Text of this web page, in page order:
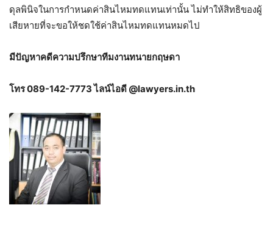
ดุลพินิจในการกำหนดค่าสินไหมทดแทนเท่านั้น ไม่ทำให้สิทธิของผู้
เสียหายที่จะขอให้ชดใช้ค่าสินไหมทดแทนหมดไป
มีปัญหาคดีความปรึกษาทีมงานทนายกฤษดา
โทร 089-142-7773 ไลน์ไอดี @lawyers.in.th